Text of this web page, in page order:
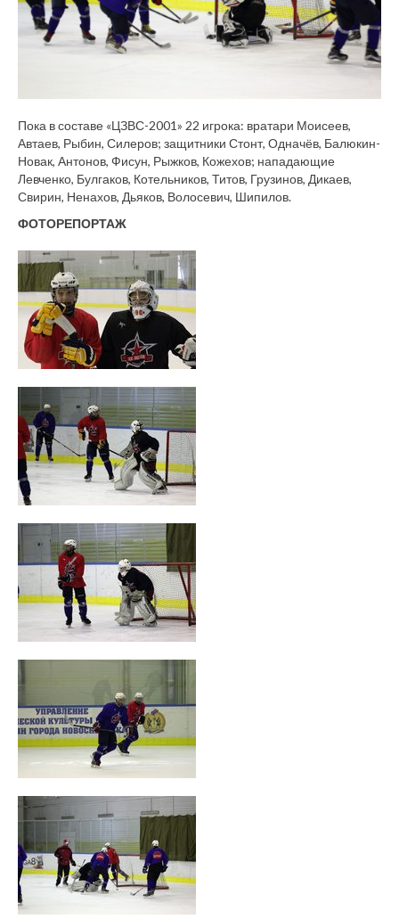
Пока в составе «ЦЗВС-2001» 22 игрока: вратари Моисеев,
Автаев, Рыбин, Силеров; защитники Стонт, Одначёв, Балюкин-
Новак, Антонов, Фисун, Рыжков, Кожехов; нападающие
Левченко, Булгаков, Котельников, Титов, Грузинов, Дикаев,
Свирин, Ненахов, Дьяков, Волосевич, Шипилов.
ФОТОРЕПОРТАЖ